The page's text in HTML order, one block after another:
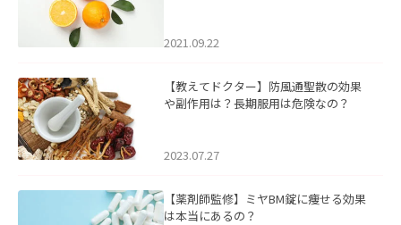
2021.09.22
【教えてドクター】防風通聖散の効果
や副作用は？長期服用は危険なの？
2023.07.27
【薬剤師監修】ミヤBM錠に痩せる効果
は本当にあるの？